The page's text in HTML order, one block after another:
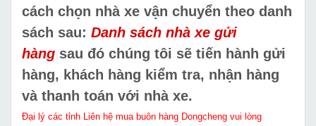
cách chọn nhà xe vận chuyển theo danh
sách sau: Danh sách nhà xe gửi
hàng sau đó chúng tôi sẽ tiến hành gửi
hàng, khách hàng kiểm tra, nhận hàng
và thanh toán với nhà xe.
Đại lý các tỉnh Liên hệ mua buôn hàng Dongcheng vui lòng